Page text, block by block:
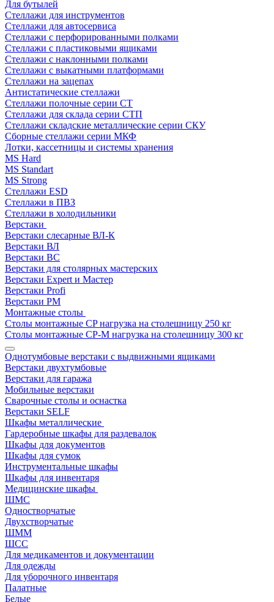
Для бутылей
Стеллажи для инструментов
Стеллажи для автосервиса
Стеллажи с перфорированными полками
Стеллажи с пластиковыми ящиками
Стеллажи с наклонными полками
Стеллажи с выкатными платформами
Стеллажи на зацепах
Антистатические стеллажи
Стеллажи полочные серии СТ
Стеллажи для склада серии СТП
Стеллажи складские металлические серии СКУ
Сборные стеллажи серии МКФ
Лотки, кассетницы и системы хранения
MS Hard
MS Standart
MS Strong
Стеллажи ESD
Стеллажи в ПВЗ
Стеллажи в холодильники
Верстаки
Верстаки слесарные ВЛ-К
Верстаки ВЛ
Верстаки ВС
Верстаки для столярных мастерских
Верстаки Expert и Мастер
Верстаки Profi
Верстаки РМ
Монтажные столы
Столы монтажные СP нагрузка на столешницу 250 кг
Столы монтажные СР-М нагрузка на столешницу 300 кг
Однотумбовые верстаки с выдвижными ящиками
Верстаки двухтумбовые
Верстаки для гаража
Мобильные верстаки
Сварочные столы и оснастка
Верстаки SELF
Шкафы металлические
Гардеробные шкафы для раздевалок
Шкафы для документов
Шкафы для сумок
Инструментальные шкафы
Шкафы для инвентаря
Медицинские шкафы
ШМС
Одностворчатые
Двухстворчатые
ШММ
ШСС
Для медикаментов и документации
Для одежды
Для уборочного инвентаря
Палатные
Белые